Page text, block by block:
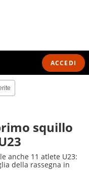
ACCEDI
squillo
anche 11 atlete U23:
della rassegna in